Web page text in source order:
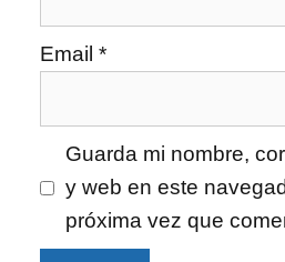
Email *
Guarda mi nombre,
y web en este
próxima vez que